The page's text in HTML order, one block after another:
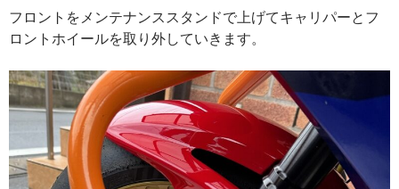
フロントをメンテナンススタンドで上げてキャリパーとフ
ロントホイールを取り外していきます。